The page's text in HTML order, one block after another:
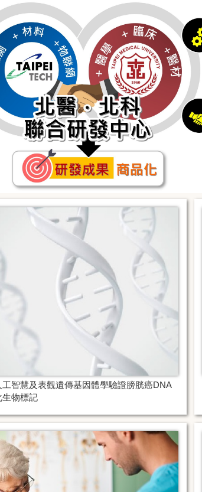
工智慧及表觀遺傳基因體學驗證膀胱癌DNA
生物標記